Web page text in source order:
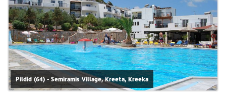
Pildid (64) - Semiramis Village, Kreeta, Kreeka